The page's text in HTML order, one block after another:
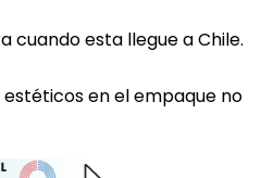
cuando esta llegue a Chile.
en el empaque no